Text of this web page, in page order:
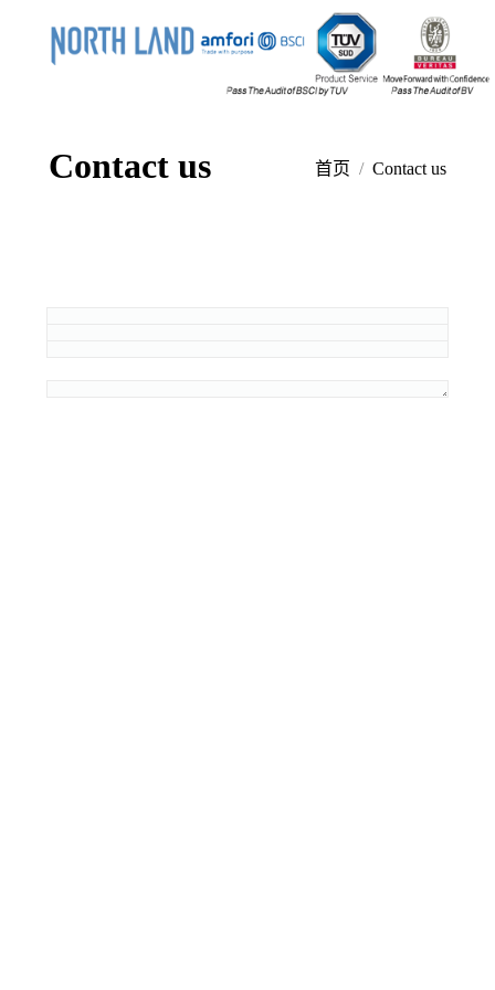
Contact us 您的位置：
首页 Contact us